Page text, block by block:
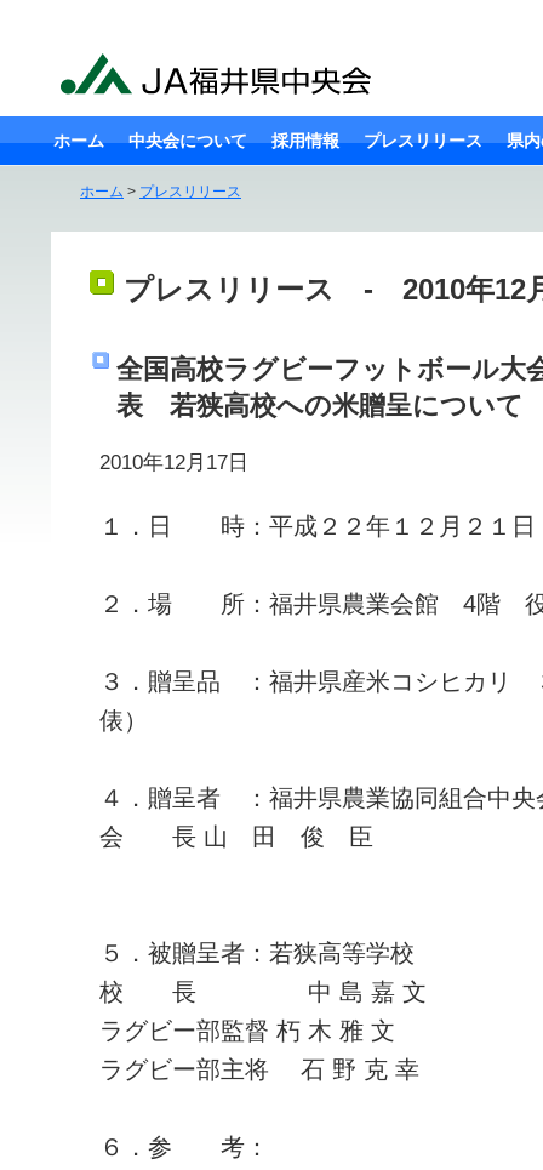
ホーム 中央会について 採用情報 プレスリリース 県
ホーム > プレスリリース
プレスリリース - 2010年12
全国高校ラグビーフットボール
表 若狭高校への米贈呈について
2010年12月17日
１．日 時：平成２２年１２月２１日
２．場 所：福井県農業会館 4階 役
３．贈呈品 ：福井県産米コシヒカリ
俵）
４．贈呈者 ：福井県農業協同組合中央
会 長 山 田 俊 臣
５．被贈呈者：若狭高等学校
校 長 中 島 嘉 文
ラグビー部監督 朽 木 雅 文
ラグビー部主将 石 野 克 幸
６．参 考：